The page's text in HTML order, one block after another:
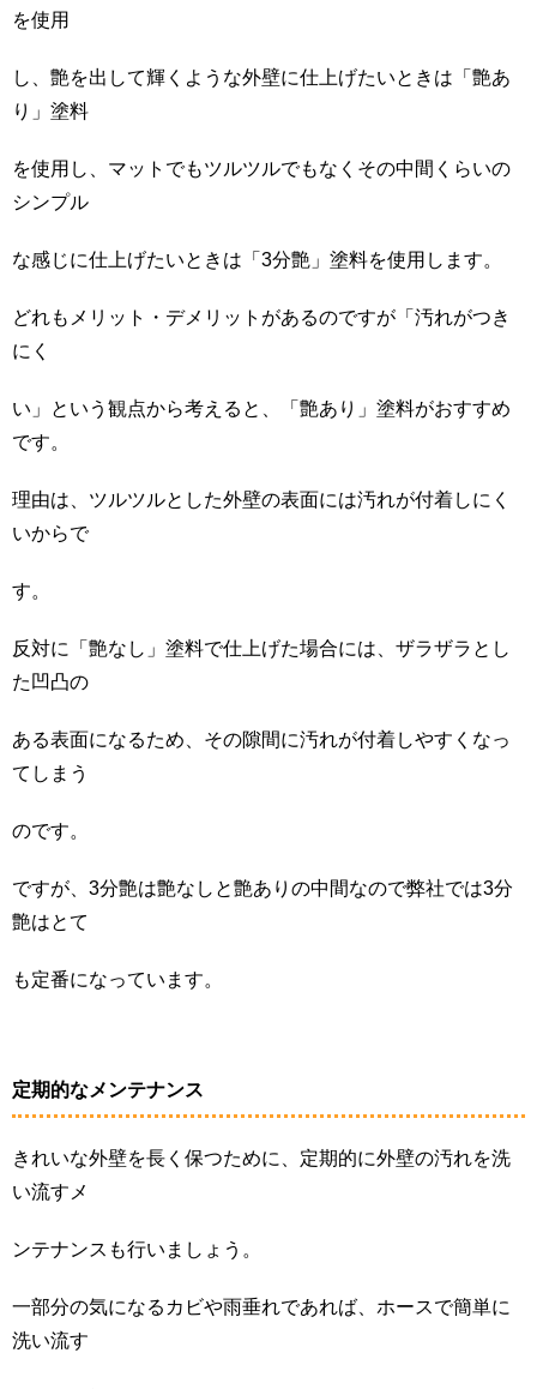
を使用
し、艶を出して輝くような外壁に仕上げたいときは「艶あ
り」塗料
を使用し、マットでもツルツルでもなくその中間くらいの
シンプル
な感じに仕上げたいときは「3分艶」塗料を使用します。
どれもメリット・デメリットがあるのですが「汚れがつき
にく
い」という観点から考えると、「艶あり」塗料がおすすめ
です。
理由は、ツルツルとした外壁の表面には汚れが付着しにく
いからで
す。
反対に「艶なし」塗料で仕上げた場合には、ザラザラとし
た凹凸の
ある表面になるため、その隙間に汚れが付着しやすくなっ
てしまう
のです。
ですが、3分艶は艶なしと艶ありの中間なので弊社では3分
艶はとて
も定番になっています。
定期的なメンテナンス
きれいな外壁を長く保つために、定期的に外壁の汚れを洗
い流すメ
ンテナンスも行いましょう。
一部分の気になるカビや雨垂れであれば、ホースで簡単に
洗い流す